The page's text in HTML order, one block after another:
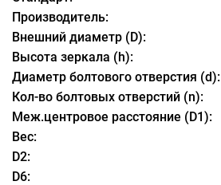
Производитель:
Внешний диаметр (D):
Высота зеркала (h):
Диаметр болтового отверстия (d):
Кол-во болтовых отверстий (n):
Меж.центровое расстояние (D1):
Вес:
D2:
D6: